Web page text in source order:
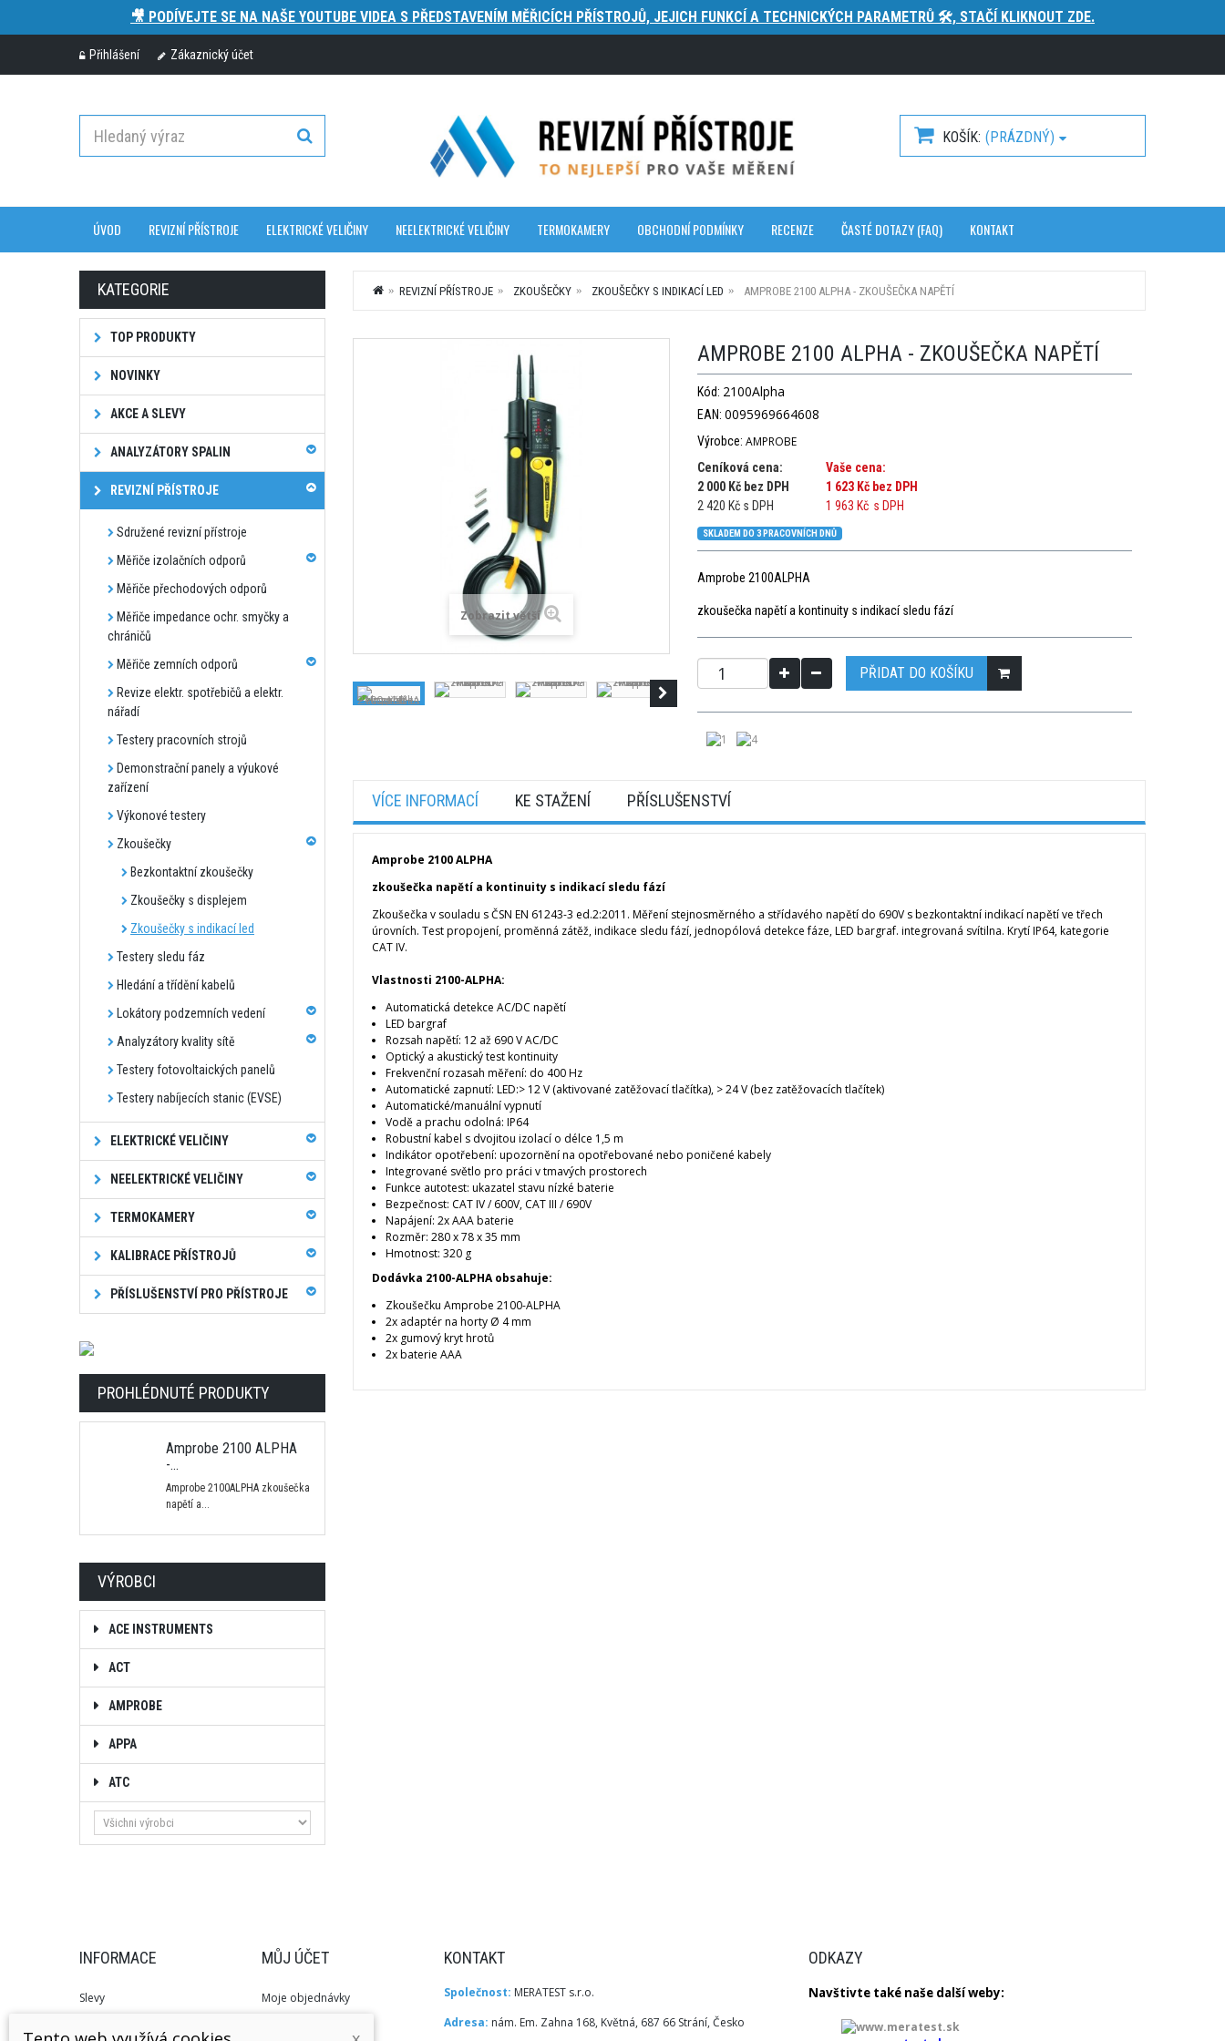
🎥 PODÍVEJTE SE NA NAŠE YOUTUBE VIDEA S PŘEDSTAVENÍM MĚŘICÍCH PŘÍSTROJŮ, JEJICH FUNKCÍ A TECHNICKÝCH PARAMETRŮ 🛠️, STAČÍ KLIKNOUT ZDE.
Přihlášení Zákaznický účet
KOŠÍK (PRÁZDNÝ)
ÚVOD REVIZNÍ PŘÍSTROJE ELEKTRICKÉ VELIČINY NEELEKTRICKÉ VELIČINY TERMOKAMERY OBCHODNÍ PODMÍNKY RECENZE ČASTÉ DOTAZY (FAQ) KONTAKT
KATEGORIE
TOP PRODUKTY
NOVINKY
AKCE A SLEVY
ANALYZÁTORY SPALIN
REVIZNÍ PŘÍSTROJE
Sdružené revizní přístroje
Měřiče izolačních odporů
Měřiče přechodových odporů
Měřiče impedance ochr. smyčky a
chráničů
Měřiče zemních odporů
Revize elektr. spotřebičů a elektr.
nářadí
Testery pracovních strojů
Demonstrační panely a výukové
zařízení
Výkonové testery
Zkoušečky
Bezkontaktní zkoušečky
Zkoušečky s displejem
Zkoušečky s indikací led
Testery sledu fáz
Hledání a třídění kabelů
Lokátory podzemních vedení
Analyzátory kvality sítě
Testery fotovoltaických panelů
Testery nabíjecích stanic (EVSE)
ELEKTRICKÉ VELIČINY
NEELEKTRICKÉ VELIČINY
TERMOKAMERY
KALIBRACE PŘÍSTROJŮ
PŘÍSLUŠENSTVÍ PRO PŘÍSTROJE
PROHLÉDNUTÉ PRODUKTY
Amprobe 2100 ALPHA
-...
Amprobe 2100ALPHA zkoušečka
napětí a...
VÝROBCI
ACE INSTRUMENTS
ACT
AMPROBE
APPA
ATC
REVIZNÍ PŘÍSTROJE ZKOUŠEČKY ZKOUŠEČKY S INDIKACÍ LED AMPROBE 2100 ALPHA - ZKOUŠEČKA NAPĚTÍ
Zobrazit větší
AMPROBE 2100 ALPHA - ZKOUŠEČKA NAPĚTÍ
Kód: 2100Alpha
EAN: 0095969664608
Výrobce: AMPROBE
Ceníková cena:
2 000 Kč bez DPH
2 420 Kč s DPH
Vaše cena:
1 623 Kč bez DPH
1 963 Kč s DPH
SKLADEM DO 3 PRACOVNÍCH DNŮ
Amprobe 2100ALPHA
zkoušečka napětí a kontinuity s indikací sledu fází
PŘIDAT DO KOŠÍKU
VÍCE INFORMACÍ KE STAŽENÍ PŘÍSLUŠENSTVÍ
Amprobe 2100 ALPHA
zkoušečka napětí a kontinuity s indikací sledu fází
Zkoušečka v souladu s ČSN EN 61243-3 ed.2:2011. Měření stejnosměrného a střídavého napětí do 690V s bezkontaktní indikací napětí ve třech
úrovních. Test propojení, proměnná zátěž, indikace sledu fází, jednopólová detekce fáze, LED bargraf. integrovaná svítilna. Krytí IP64, kategorie
CAT IV.
Vlastnosti 2100-ALPHA:
Automatická detekce AC/DC napětí
LED bargraf
Rozsah napětí: 12 až 690 V AC/DC
Optický a akustický test kontinuity
Frekvenční rozasah měření: do 400 Hz
Automatické zapnutí: LED:> 12 V (aktivované zatěžovací tlačítka), > 24 V (bez zatěžovacích tlačítek)
Automatické/manuální vypnutí
Vodě a prachu odolná: IP64
Robustní kabel s dvojitou izolací o délce 1,5 m
Indikátor opotřebení: upozornění na opotřebované nebo poničené kabely
Integrované světlo pro práci v tmavých prostorech
Funkce autotest: ukazatel stavu nízké baterie
Bezpečnost: CAT IV / 600V, CAT III / 690V
Napájení: 2x AAA baterie
Rozměr: 280 x 78 x 35 mm
Hmotnost: 320 g
Dodávka 2100-ALPHA obsahuje:
Zkoušečku Amprobe 2100-ALPHA
2x adaptér na horty Ø 4 mm
2x gumový kryt hrotů
2x baterie AAA
INFORMACE
Slevy
MŮJ ÚČET
Moje objednávky
KONTAKT
Společnost: MERATEST s.r.o.
Adresa: nám. Em. Zahna 168, Květná, 687 66 Strání, Česko
ODKAZY
Navštivte také naše dalšíweby: